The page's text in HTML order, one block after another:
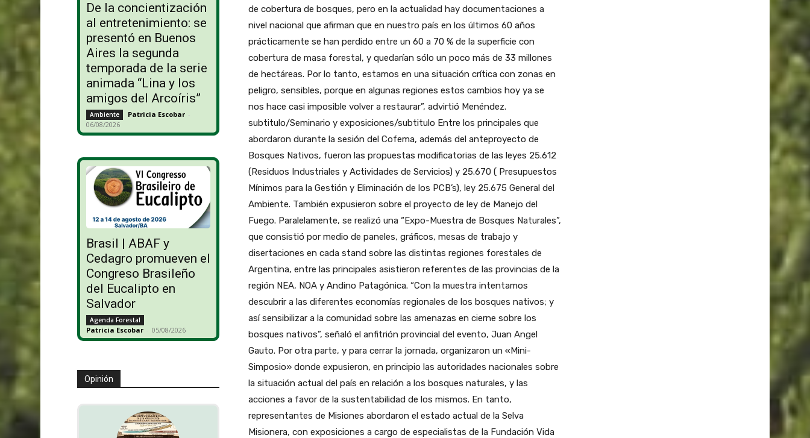
De la concientización
al entretenimiento: se
presentó en Buenos
Aires la segunda
temporada de la serie
animada “Lina y los
amigos del Arcoíris”
Ambiente Patricia Escobar -
06/08/2026
Brasil | ABAF y
Cedagro promueven el
Congreso Brasileño
del Eucalipto en
Salvador
Agenda Forestal
Patricia Escobar - 05/08/2026
Opinión
de cobertura de bosques, pero en la actualidad hay documentaciones a
nivel nacional que afirman que en nuestro país en los últimos 60 años
prácticamente se han perdido entre un 60 a 70 % de la superficie con
cobertura de masa forestal, y quedarían sólo un poco más de 33 millones
de hectáreas. Por lo tanto, estamos en una situación crítica con zonas en
peligro, sensibles, porque en algunas regiones estos cambios hoy ya se
nos hace casi imposible volver a restaurar”, advirtió Menéndez.
subtitulo/Seminario y exposiciones/subtitulo Entre los principales que
abordaron durante la sesión del Cofema, además del anteproyecto de
Bosques Nativos, fueron las propuestas modificatorias de las leyes 25.612
(Residuos Industriales y Actividades de Servicios) y 25.670 ( Presupuestos
Mínimos para la Gestión y Eliminación de los PCB’s), ley 25.675 General del
Ambiente. También expusieron sobre el proyecto de ley de Manejo del
Fuego. Paralelamente, se realizó una “Expo-Muestra de Bosques Naturales”,
que consistió por medio de paneles, gráficos, mesas de trabajo y
disertaciones en cada stand sobre las distintas regiones forestales de
Argentina, entre las principales asistieron referentes de las provincias de la
región NEA, NOA y Andino Patagónica. “Con la muestra intentamos
descubrir a las diferentes economías regionales de los bosques nativos; y
así sensibilizar a la comunidad sobre las amenazas en cierne sobre los
bosques nativos”, señaló el anfitrión provincial del evento, Juan Angel
Gauto. Por otra parte, y para cerrar la jornada, organizaron un «Mini-
Simposio» donde expusieron, en principio las autoridades nacionales sobre
la situación actual del país en relación a los bosques naturales, y las
acciones a favor de la sustentabilidad de los mismos. En tanto,
representantes de Misiones abordaron el estado actual de la Selva
Misionera, con exposiciones a cargo de especialistas de la Fundación Vida